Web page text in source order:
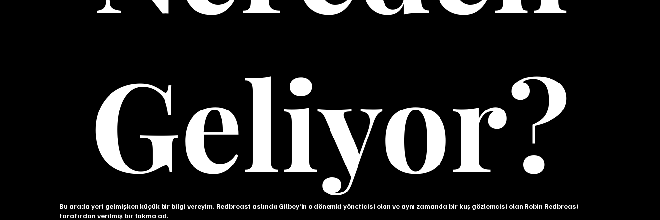
Geliyor?
Bu arada yeri gelmişken küçük bir bilgi vereyim. Redbreast aslında Gilbey’in o dönemki yöneticisi olan ve aynı zamanda bir kuş gözlemcisi olan Robin Redbreast
tarafından verilmiş bir takma ad.